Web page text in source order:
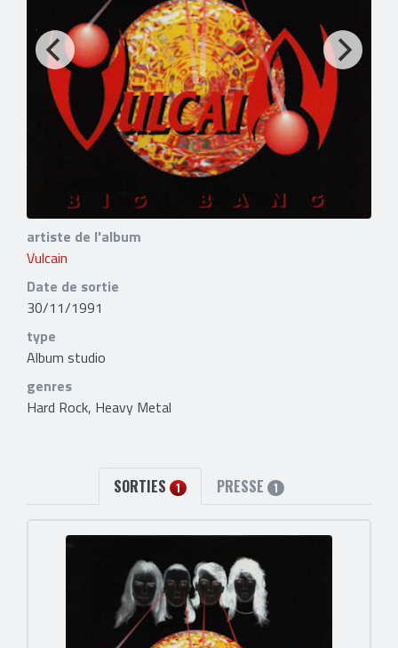
artiste de l'album
Vulcain
Date de sortie
30/11/1991
type
Album studio
genres
Hard Rock, Heavy Metal
SORTIES 1 PRESSE 1